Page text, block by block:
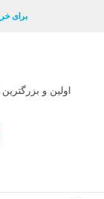
برای
اولین و